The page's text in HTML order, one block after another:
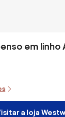
em linho
a loja